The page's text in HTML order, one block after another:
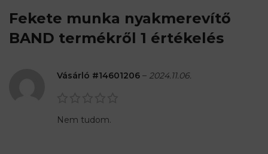
Fekete munka nyakmerevítő
BAND termékről 1 értékelés
Vásárló #14601206 – 2024.11.06.
Nem tudom.